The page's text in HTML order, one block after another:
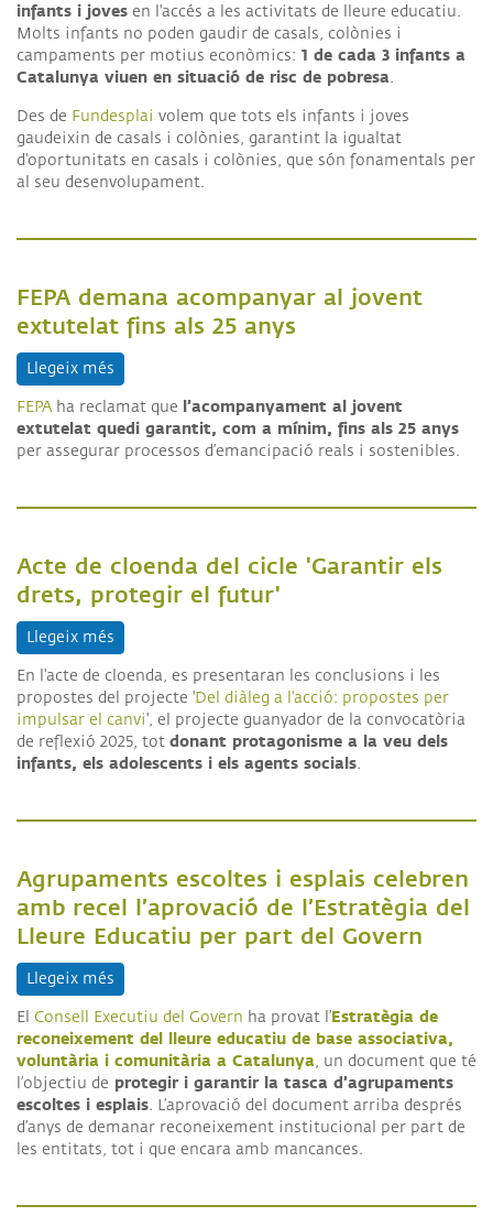
infants i joves en l'accés a les activitats de lleure educatiu.
Molts infants no poden gaudir de casals, colònies i
campaments per motius econòmics: 1 de cada 3 infants a
Catalunya viuen en situació de risc de pobresa.
Des de Fundesplai volem que tots els infants i joves
gaudeixin de casals i colònies, garantint la igualtat
d'oportunitats en casals i colònies, que són fonamentals per
al seu desenvolupament.
FEPA demana acompanyar al jovent
extutelat fins als 25 anys
Llegeix més
FEPA ha reclamat que l’acompanyament al jovent
extutelat quedi garantit, com a mínim, fins als 25 anys
per assegurar processos d’emancipació reals i sostenibles.
Acte de cloenda del cicle 'Garantir els
drets, protegir el futur'
Llegeix més
En l'acte de cloenda, es presentaran les conclusions i les
propostes del projecte 'Del diàleg a l'acció: propostes per
impulsar el canvi', el projecte guanyador de la convocatòria
de reflexió 2025, tot donant protagonisme a la veu dels
infants, els adolescents i els agents socials.
Agrupaments escoltes i esplais celebren
amb recel l’aprovació de l’Estratègia del
Lleure Educatiu per part del Govern
Llegeix més
El Consell Executiu del Govern ha provat l’Estratègia de
reconeixement del lleure educatiu de base associativa,
voluntària i comunitària a Catalunya, un document que té
l’objectiu de protegir i garantir la tasca d’agrupaments
escoltes i esplais. L’aprovació del document arriba després
d’anys de demanar reconeixement institucional per part de
les entitats, tot i que encara amb mancances.